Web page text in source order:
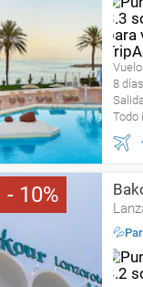
8
Todo
10